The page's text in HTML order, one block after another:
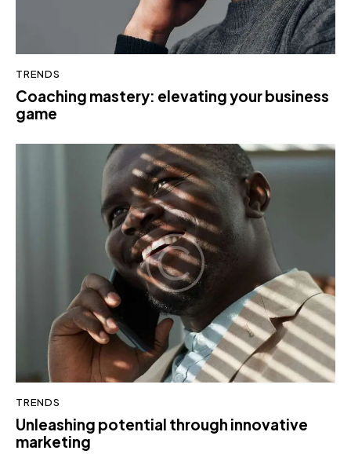
TRENDS
Coaching mastery: elevating your business
game
TRENDS
Unleashing potential through innovative
marketing